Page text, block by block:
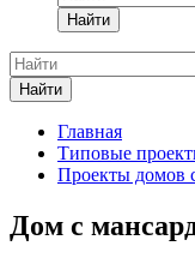
Найти
Найти
Главная
Типовые
Проекты домов
Дом с